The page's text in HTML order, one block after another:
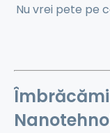
Nu vrei pete pe